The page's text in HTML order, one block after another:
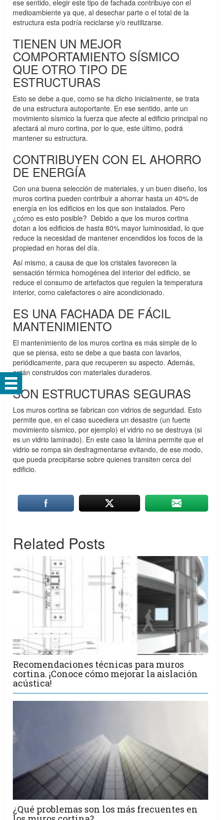
ese sentido, elegir este tipo de fachada contribuye con el
medioambiente ya que, al desechar parte o el total de la
estructura esta podría reciclarse y/o reutilizarse.
TIENEN UN MEJOR
COMPORTAMIENTO SÍSMICO
QUE OTRO TIPO DE
ESTRUCTURAS
Esto se debe a que, como se ha dicho inicialmente, se trata
de una estructura autoportante. En ese sentido, ante un
movimiento sísmico la fuerza que afecte al edificio principal no
afectará al muro cortina, por lo que, este último, podrá
mantener su estructura.
CONTRIBUYEN CON EL AHORRO
DE ENERGÍA
Con una buena selección de materiales, y un buen diseño, los
muros cortina pueden contribuir a ahorrar hasta un 40% de
energía en los edificios en los que son instalados. Pero
¿cómo es esto posible? Debido a que los muros cortina
dotan a los edificios de hasta 80% mayor luminosidad, lo que
reduce la necesidad de mantener encendidos los focos de la
propiedad en horas del día.
Así mismo, a causa de que los cristales favorecen la
sensación térmica homogénea del interior del edificio, se
reduce el consumo de artefactos que regulen la temperatura
interior, como calefactores o aire acondicionado.
ES UNA FACHADA DE FÁCIL
MANTENIMIENTO
El mantenimiento de los muros cortina es más simple de lo
que se piensa, esto se debe a que basta con lavarlos,
periódicamente, para que recuperen su aspecto. Además,
están construidos con materiales duraderos.
SON ESTRUCTURAS SEGURAS
Los muros cortina se fabrican con vidrios de seguridad. Esto
permite que, en el caso sucediera un desastre (un fuerte
movimiento sísmico, por ejemplo) el vidrio no se destruya (si
es un vidrio laminado). En este caso la lámina permite que el
vidrio se rompa sin desfragmentarse evitando, de ese modo,
que pueda precipitarse sobre quienes transiten cerca del
edificio.
Related Posts
Recomendaciones técnicas para muros
cortina. ¡Conoce cómo mejorar la aislación
acústica!
¿Qué problemas son los más frecuentes en